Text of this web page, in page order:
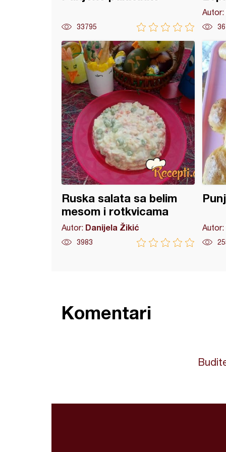
33795
Autor:
Ruska salata sa belim
mesom i rotkvicama
Autor: Danijela Žikić
3983
Autor:
Komentari